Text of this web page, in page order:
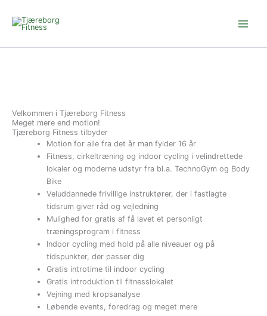
indholdet
Velkommen i Tjæreborg Fitness
Meget mere end motion!
Tjæreborg Fitness tilbyder
Motion for alle fra det år man fylder 16 år
Fitness, cirkeltræning og indoor cycling i velindrettede
lokaler og moderne udstyr fra bl.a. TechnoGym og Body
Bike
Veluddannede frivillige instruktører, der i fastlagte
tidsrum giver råd og vejledning
Mulighed for gratis af få lavet et personligt
træningsprogram i fitness
Indoor cycling med hold på alle niveauer og på
tidspunkter, der passer dig
Gratis introtime til indoor cycling
Gratis introduktion til fitnesslokalet
Vejning med kropsanalyse
Løbende events, foredrag og meget mere